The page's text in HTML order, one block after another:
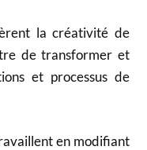
la créativité de
de transformer et
et processus de
en modifiant